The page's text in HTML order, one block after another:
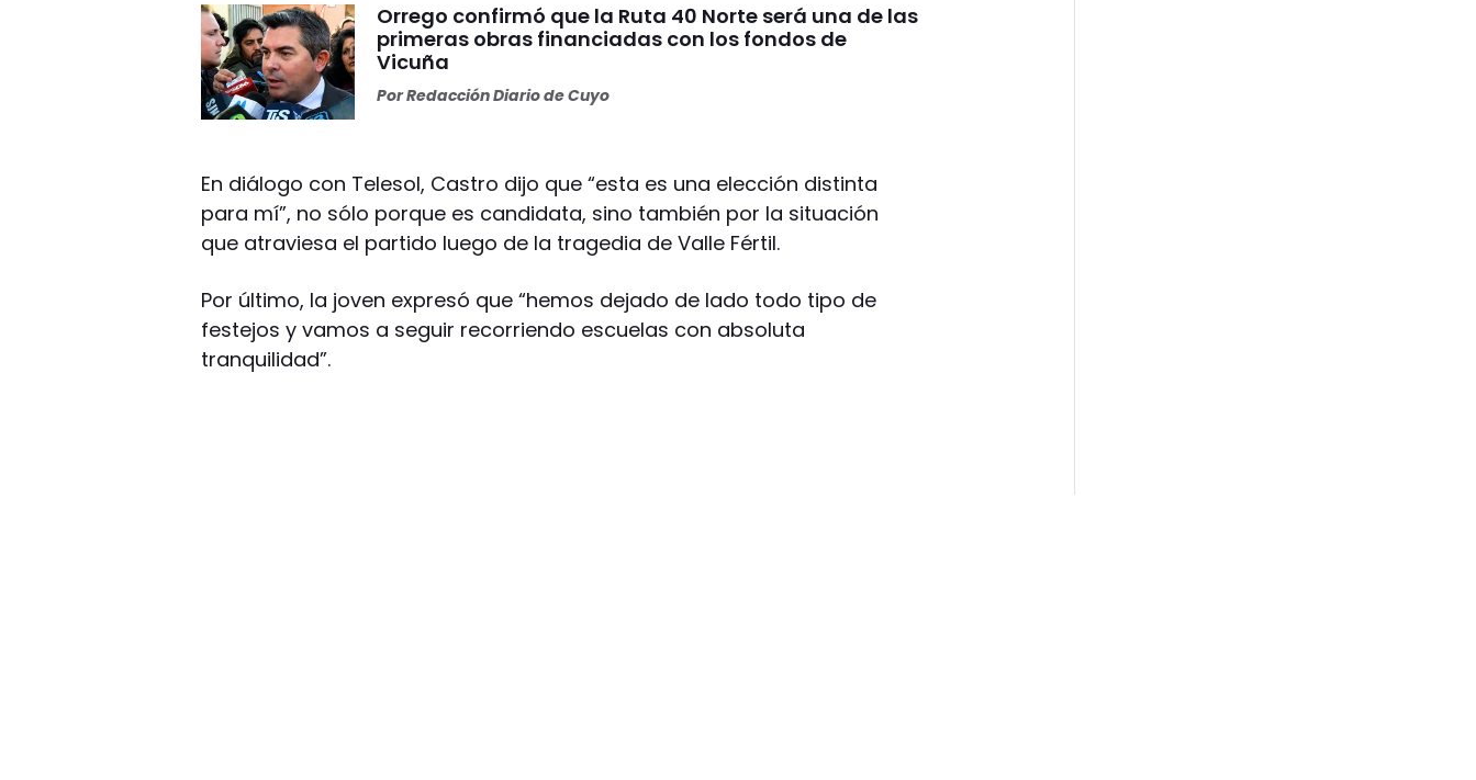
Orrego confirmó que la Ruta 40 Norte será una de las
primeras obras financiadas con los fondos de
Vicuña
PorRedacción Diario de Cuyo
En diálogo con Telesol, Castro dijo que “esta es una elección distinta
para mí”, no sólo porque es candidata, sino también por la situación
que atraviesa el partido luego de la tragedia de Valle Fértil.
Por último, la joven expresó que “hemos dejado de lado todo tipo de
festejos y vamos a seguir recorriendo escuelas con absoluta
tranquilidad”.